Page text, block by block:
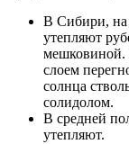
В Сибири, на
утепляют
мешковиной.
слоем
солнца
солидолом.
В средней
утепляют.